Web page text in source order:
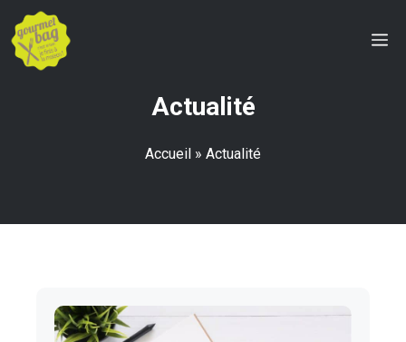
Aller
au
contenu
Actualité
Accueil » Actualité